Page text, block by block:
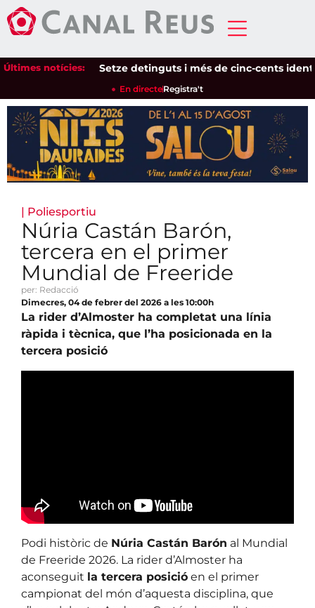
Últimes notícies:Setze detinguts i més de cinc-cents
En directeRegistra't
| Poliesportiu
Núria Castán Barón,
tercera en el primer
Mundial de Freeride
per: Redacció
Dimecres, 04 de febrer del 2026 a les 10:00h
La rider d’Almoster ha completat una línia
ràpida i tècnica, que l’ha posicionada en la
tercera posició
Podi històric de Núria Castán Barón al Mundial
de Freeride 2026. La rider d’Almoster ha
aconseguit la tercera posició en el primer
campionat del món d’aquesta disciplina, que